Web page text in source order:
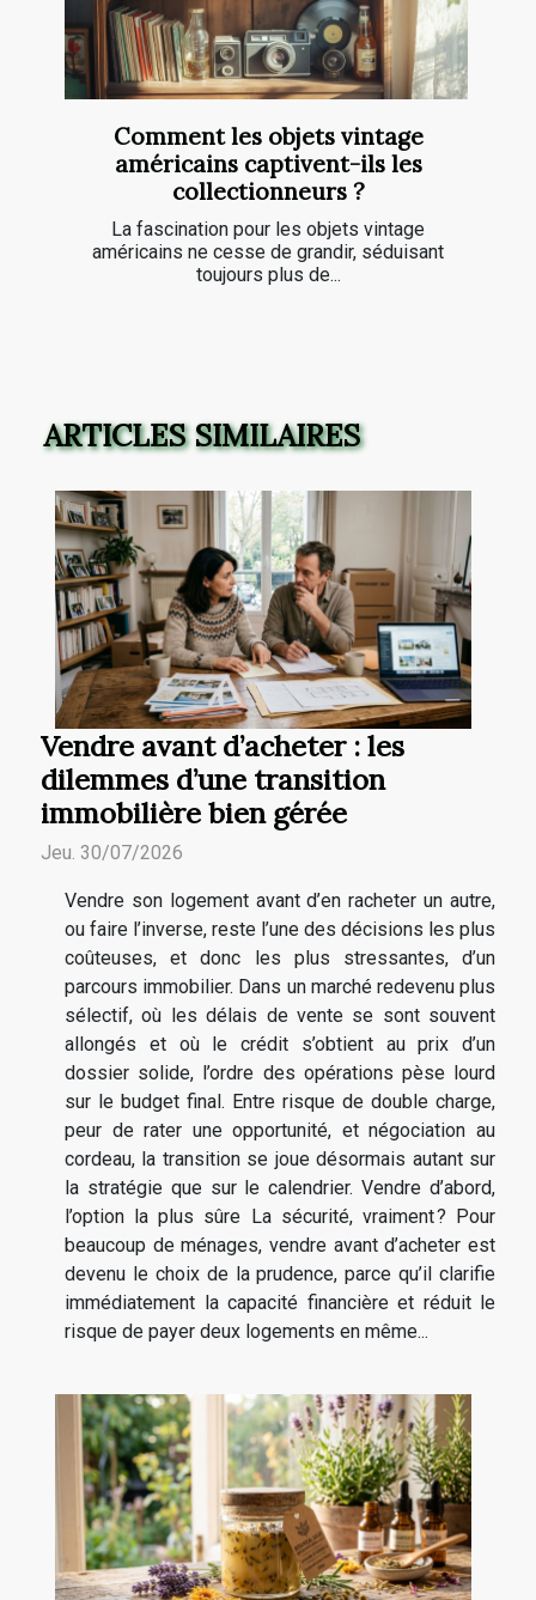
Comment les objets vintage
américains captivent-ils les
collectionneurs ?
La fascination pour les objets vintage
américains ne cesse de grandir, séduisant
toujours plus de...
ARTICLES SIMILAIRES
Vendre avant d’acheter : les
dilemmes d’une transition
immobilière bien gérée
Jeu. 30/07/2026
Vendre son logement avant d’en racheter un autre,
ou faire l’inverse, reste l’une des décisions les plus
coûteuses, et donc les plus stressantes, d’un
parcours immobilier. Dans un marché redevenu plus
sélectif, où les délais de vente se sont souvent
allongés et où le crédit s’obtient au prix d’un
dossier solide, l’ordre des opérations pèse lourd
sur le budget final. Entre risque de double charge,
peur de rater une opportunité, et négociation au
cordeau, la transition se joue désormais autant sur
la stratégie que sur le calendrier. Vendre d’abord,
l’option la plus sûre La sécurité, vraiment ? Pour
beaucoup de ménages, vendre avant d’acheter est
devenu le choix de la prudence, parce qu’il clarifie
immédiatement la capacité financière et réduit le
risque de payer deux logements en même...